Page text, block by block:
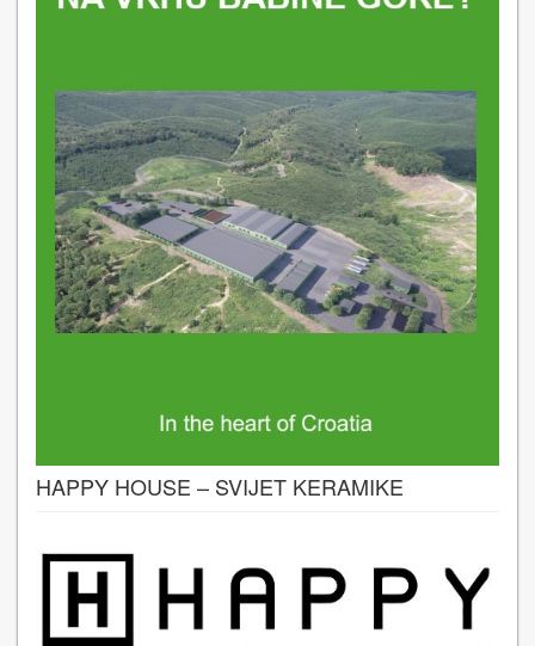
HAPPY HOUSE – SVIJET KERAMIKE